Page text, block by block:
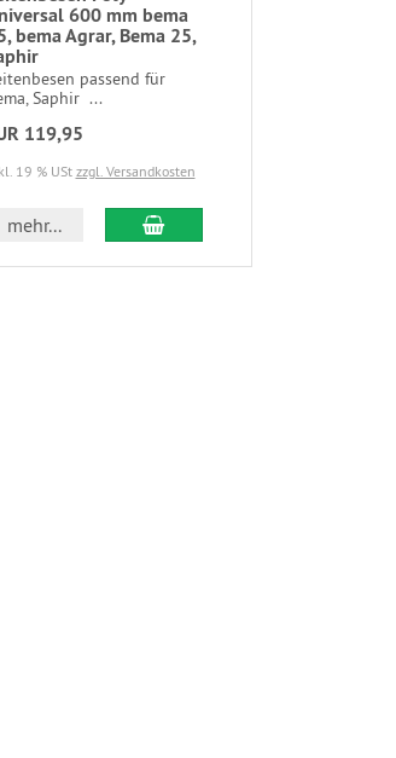
600 mm bema
bema Agrar, Bema 25,
passend für
Saphir ...
119,95
19 % USt zzgl. Versandkosten
mehr...